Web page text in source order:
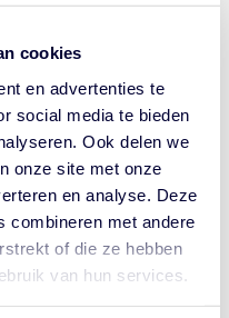
cookies
en advertenties te
social media te bieden
Ook delen we
onze site met onze
en analyse. Deze
combineren met andere
of die ze hebben
van hun services.
wedstrijden en
Bond, eenbondsspeld
DER HORST:
in Parijs zijn méér dan
zijn uithangborden:
die overal (zonder het
Nederlands goud
Jan Driessen en Dimeo
van de sport